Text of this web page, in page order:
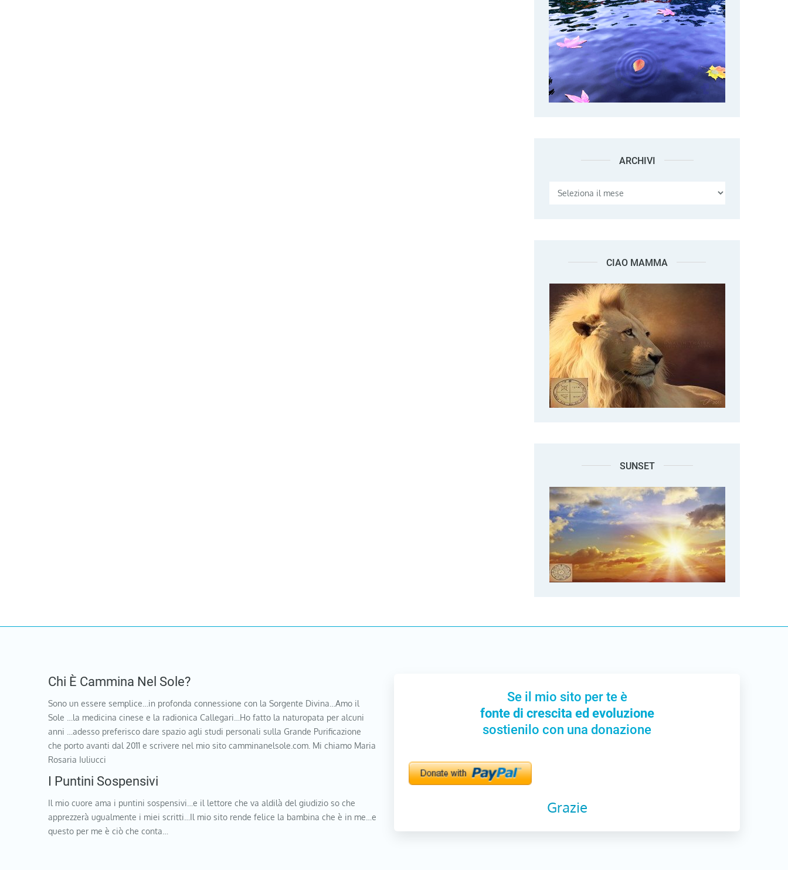
ARCHIVI Archivi
CIAO MAMMA
SUNSET
Chi È Cammina Nel Sole?
Sono un essere semplice…in profonda connessione con la Sorgente Divina…Amo il
Sole …la medicina cinese e la radionica Callegari…Ho fatto la naturopata per alcuni
anni …adesso preferisco dare spazio agli studi personali sulla Grande Purificazione
che porto avanti dal 2011 e scrivere nel mio sito camminanelsole.com. Mi chiamo Maria
Rosaria Iuliucci
I Puntini Sospensivi
Il mio cuore ama i puntini sospensivi…e il lettore che va aldilà del giudizio so che
apprezzerà ugualmente i miei scritti…Il mio sito rende felice la bambina che è in me…e
questo per me è ciò che conta…
Se il mio sito per te è
fonte di crescita ed evoluzione
sostienilo con una donazione
Grazie